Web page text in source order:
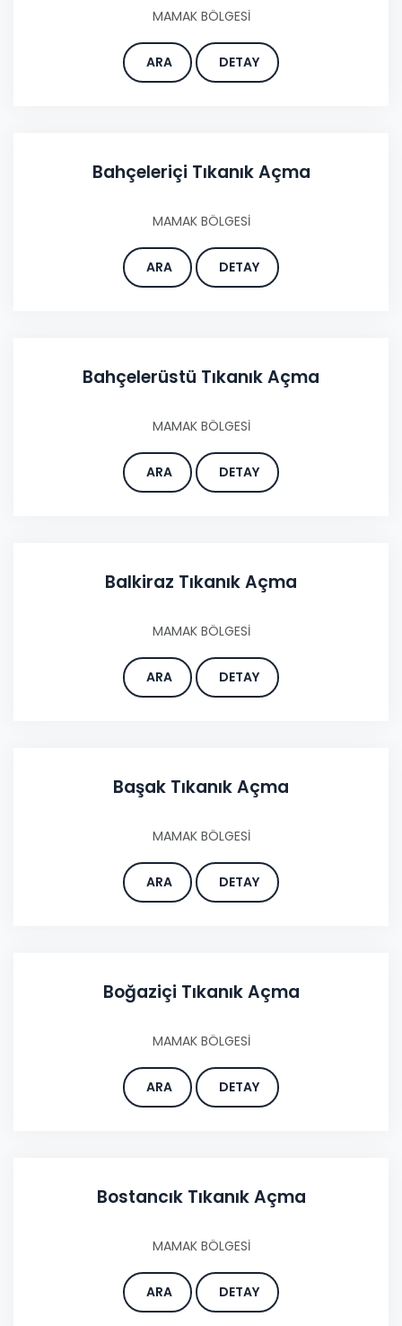
MAMAK BÖLGESİ
ARA DETAY
Bahçeleriçi Tıkanık Açma
MAMAK BÖLGESİ
ARA DETAY
Bahçelerüstü Tıkanık Açma
MAMAK BÖLGESİ
ARA DETAY
Balkiraz Tıkanık Açma
MAMAK BÖLGESİ
ARA DETAY
Başak Tıkanık Açma
MAMAK BÖLGESİ
ARA DETAY
Boğaziçi Tıkanık Açma
MAMAK BÖLGESİ
ARA DETAY
Bostancık Tıkanık Açma
MAMAK BÖLGESİ
ARA DETAY